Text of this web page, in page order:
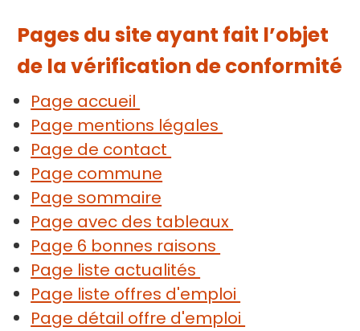
Pages du site ayant fait l’objet
de la vérification de conformité
Page accueil
Page mentions légales
Page de contact
Page commune
Page sommaire
Page avec des tableaux
Page 6 bonnes raisons
Page liste actualités
Page liste offres d'emploi
Page détail offre d'emploi